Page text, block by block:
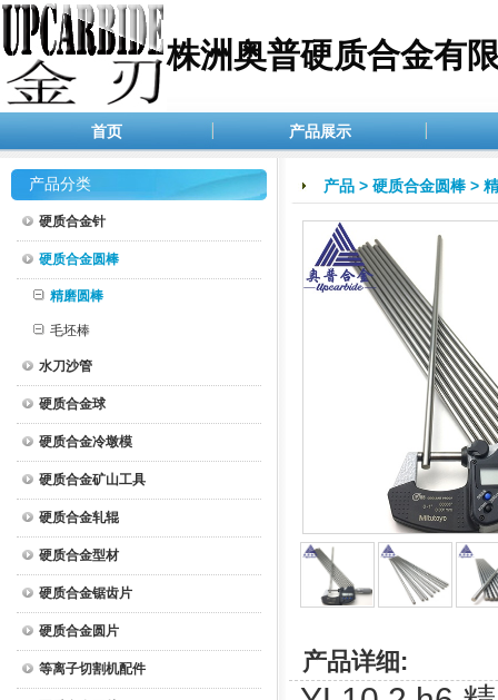
株洲奥普硬质合金有
首页 产品展示
产品分类
硬质合金针
硬质合金圆棒
精磨圆棒
毛坯棒
水刀沙管
硬质合金球
硬质合金冷墩模
硬质合金矿山工具
硬质合金轧辊
硬质合金型材
硬质合金锯齿片
硬质合金圆片
等离子切割机配件
产品 > 硬质合金圆棒 >
产品详细: